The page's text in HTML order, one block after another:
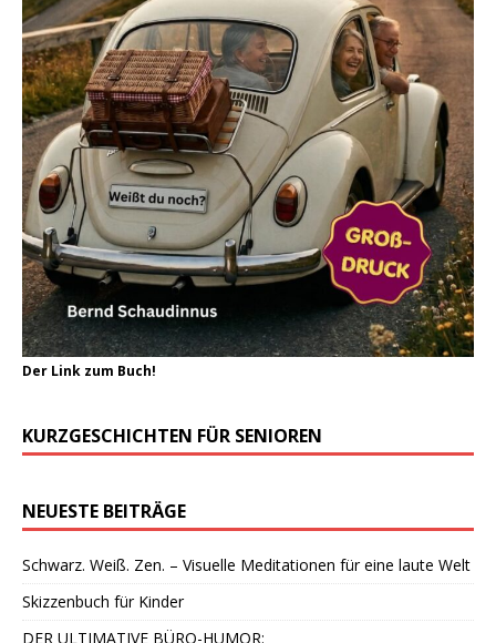
Der Link zum Buch!
KURZGESCHICHTEN FÜR SENIOREN
NEUESTE BEITRÄGE
Schwarz. Weiß. Zen. – Visuelle Meditationen für eine laute Welt
Skizzenbuch für Kinder
DER ULTIMATIVE BÜRO-HUMOR: